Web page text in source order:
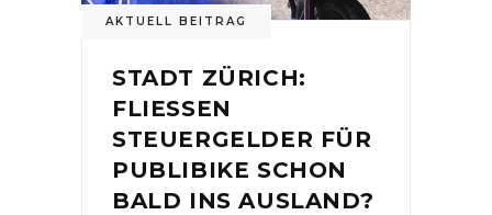
AKTUELL BEITRAG
STADT ZÜRICH:
FLIESSEN
STEUERGELDER FÜR
PUBLIBIKE SCHON
BALD INS AUSLAND?